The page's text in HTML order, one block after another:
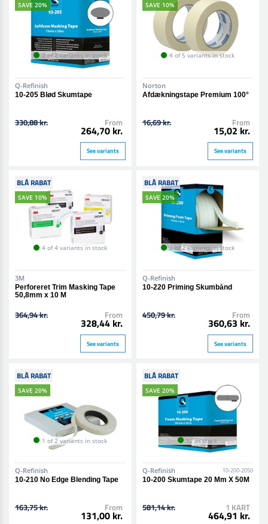
SAVE 20%
2 of 2 variants in stock
Q-Refinish
10-205 Blød Skumtape
330,88 kr. From
264,70 kr.
See variants
SAVE 10%
4 of 5 variants in stock
Norton
Afdækningstape Premium 100°
16,69 kr. From
15,02 kr.
See variants
BLÅ RABAT
SAVE 10%
4 of 4 variants in stock
3M
Perforeret Trim Masking Tape
50,8mm x 10 M
364,94 kr. From
328,44 kr.
See variants
BLÅ RABAT
SAVE 20%
2 of 2 variants in stock
Q-Refinish
10-220 Priming Skumbånd
450,79 kr. From
360,63 kr.
See variants
BLÅ RABAT
SAVE 20%
1 of 2 variants in stock
Q-Refinish
10-210 No Edge Blending Tape
163,75 kr. From
131,00 kr.
BLÅ RABAT
SAVE 20%
12 in stock
Q-Refinish 10-200-2050
10-200 Skumtape 20 Mm X 50M
581,14 kr. 1 KART
464,91 kr.